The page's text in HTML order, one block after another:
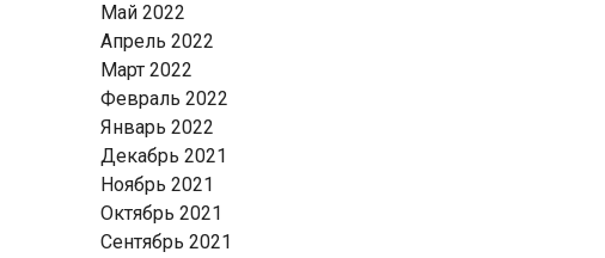
Май 2022
Апрель 2022
Март 2022
Февраль 2022
Январь 2022
Декабрь 2021
Ноябрь 2021
Октябрь 2021
Сентябрь 2021